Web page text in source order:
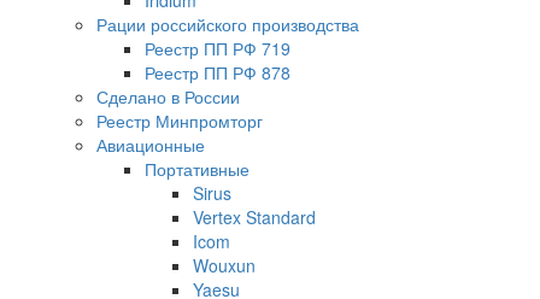
Рации российского производства
Реестр ПП РФ 719
Реестр ПП РФ 878
Сделано в России
Реестр Минпромторг
Авиационные
Портативные
Sirus
Vertex Standard
Icom
Wouxun
Yaesu